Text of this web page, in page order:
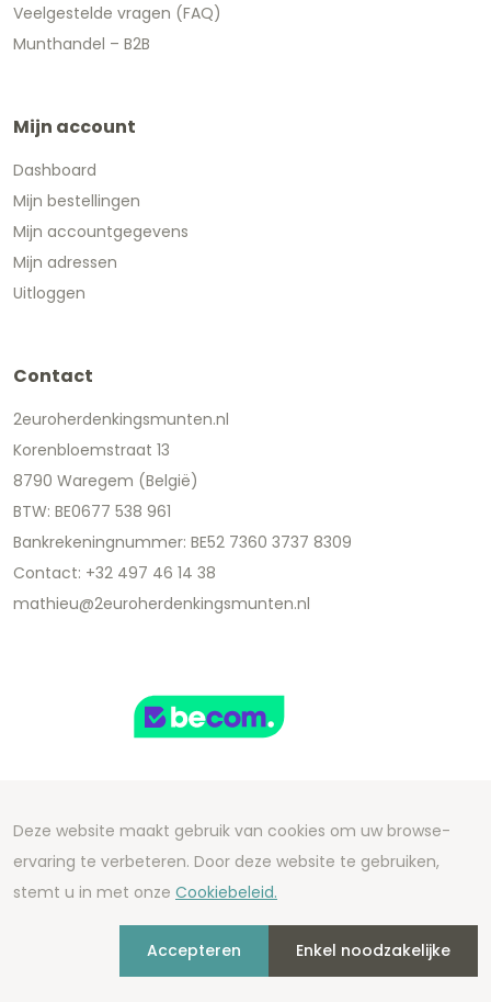
Veelgestelde vragen (FAQ)
Munthandel – B2B
Mijn account
Dashboard
Mijn bestellingen
Mijn accountgegevens
Mijn adressen
Uitloggen
Contact
2euroherdenkingsmunten.nl
Korenbloemstraat 13
8790 Waregem (België)
BTW: BE0677 538 961
Bankrekeningnummer: BE52 7360 3737 8309
Contact: +32 497 46 14 38
mathieu@2euroherdenkingsmunten.nl
Copyright 2026 We Can Do Better Online BV
Development by2mprove- Content by
2euroherdenkingsmunten.nl
Deze website maakt gebruik van cookies om uw browse-
ervaring te verbeteren. Door deze website te gebruiken,
stemt u in met onze Cookiebeleid.
Accepteren Enkel noodzakelijke